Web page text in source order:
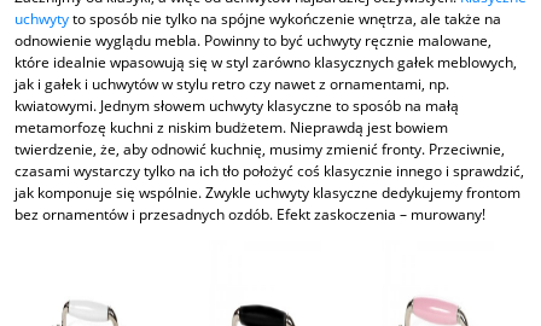
uchwytyto sposób nie tylko na spójne wykończenie wnętrza, ale także na
odnowienie wyglądu mebla. Powinny to być uchwyty ręcznie malowane,
które idealnie wpasowują się w styl zarówno klasycznych gałek meblowych,
jak i gałek i uchwytów w stylu retro czy nawet z ornamentami, np.
kwiatowymi. Jednym słowem uchwyty klasyczne to sposób na małą
metamorfozę kuchni z niskim budżetem. Nieprawdą jest bowiem
twierdzenie, że, aby odnowić kuchnię, musimy zmienić fronty. Przeciwnie,
czasami wystarczy tylko na ich tło położyć coś klasycznie innego i sprawdzić,
jak komponuje się wspólnie. Zwykle uchwyty klasyczne dedykujemy frontom
bez ornamentów i przesadnych ozdób. Efekt zaskoczenia – murowany!